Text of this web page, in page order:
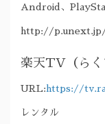
Android、
http://
楽天TV（らく
URL: https://
レンタル